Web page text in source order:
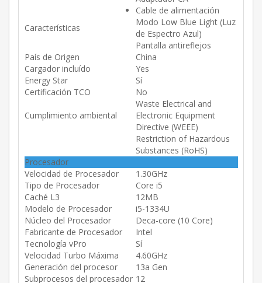
Cable de alimentación
Características
Modo Low Blue Light (Luz
de Espectro Azul)
Pantalla antireflejos
País de Origen
China
Cargador incluído
Yes
Energy Star
Sí
Certificación TCO
No
Cumplimiento ambiental
Waste Electrical and
Electronic Equipment
Directive (WEEE)
Restriction of Hazardous
Substances (RoHS)
Procesador
Velocidad de Procesador
1.30GHz
Tipo de Procesador
Core i5
Caché L3
12MB
Modelo de Procesador
i5-1334U
Núcleo del Procesador
Deca-core (10 Core)
Fabricante de Procesador
Intel
Tecnología vPro
Sí
Velocidad Turbo Máxima
4.60GHz
Generación del procesor
13a Gen
Subprocesos del procesador 12